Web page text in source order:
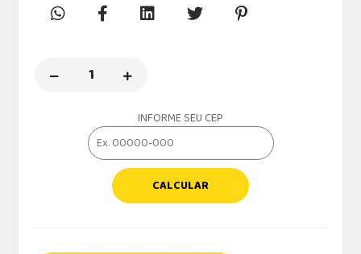
INFORME SEU CEP
CALCULAR